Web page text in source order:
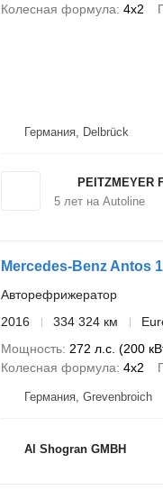
Колесная формула 4x2
Германия, Delbrück
PEITZMEYER
5лет на Autoline
Mercedes-Benz Antos
Авторефрижератор
2016
334 324 км
Мощность 272 л.с. (200
Колесная формула 4x2
Германия, Grevenbroich
Al Shogran GMBH